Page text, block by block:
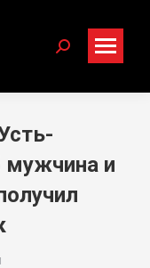
Search:
мужчина и